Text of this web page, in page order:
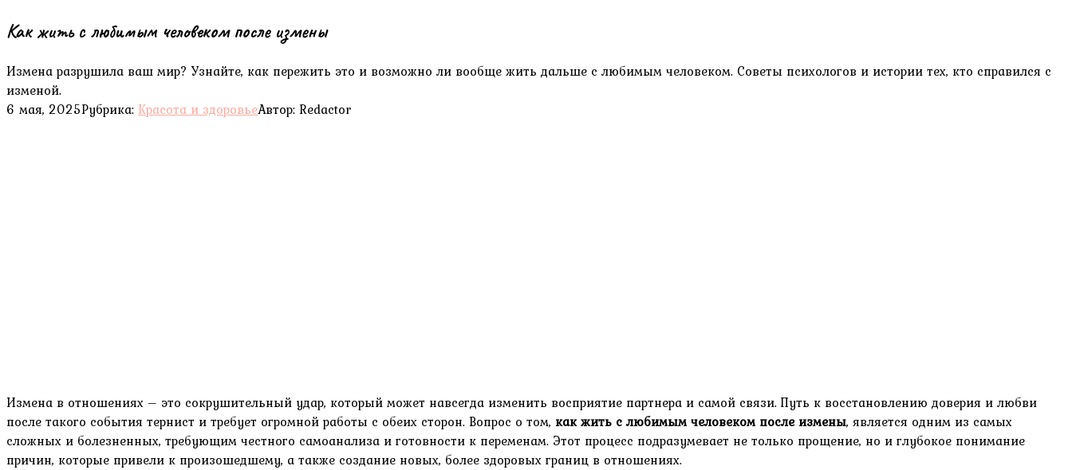
Как жить с любимым человеком после измены
Измена разрушила ваш мир? Узнайте, как пережить это и возможно ли вообще жить дальше с любимым человеком. Советы психологов и истории тех, кто справился с
изменой.
6 мая, 2025Рубрика: Красота и здоровьеАвтор: Redactor
Измена в отношениях – это сокрушительный удар, который может навсегда изменить восприятие партнера и самой связи. Путь к восстановлению доверия и любви
после такого события тернист и требует огромной работы с обеих сторон. Вопрос о том, как жить с любимым человеком после измены, является одним из самых
сложных и болезненных, требующим честного самоанализа и готовности к переменам. Этот процесс подразумевает не только прощение, но и глубокое понимание
причин, которые привели к произошедшему, а также создание новых, более здоровых границ в отношениях.